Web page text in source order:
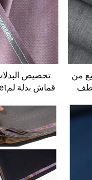
من
قماش بدلة لمarket السوق الأفريقي